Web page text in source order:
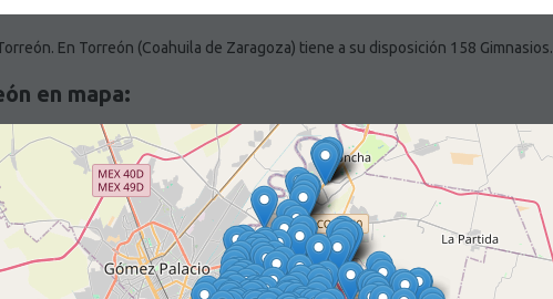
En Torreón (Coahuila de Zaragoza) tiene a su disposición 158 Gimnasios.
en mapa: